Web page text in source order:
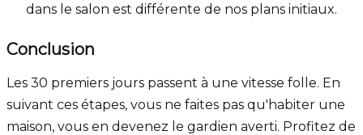
dans le salon est différente de nos plans initiaux.
Conclusion
Les 30 premiers jours passent à une vitesse folle. En
suivant ces étapes, vous ne faites pas qu'habiter une
maison, vous en devenez le gardien averti. Profitez de